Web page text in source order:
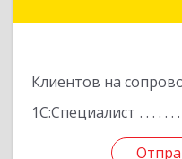
Клиентов на
1С:Специалист